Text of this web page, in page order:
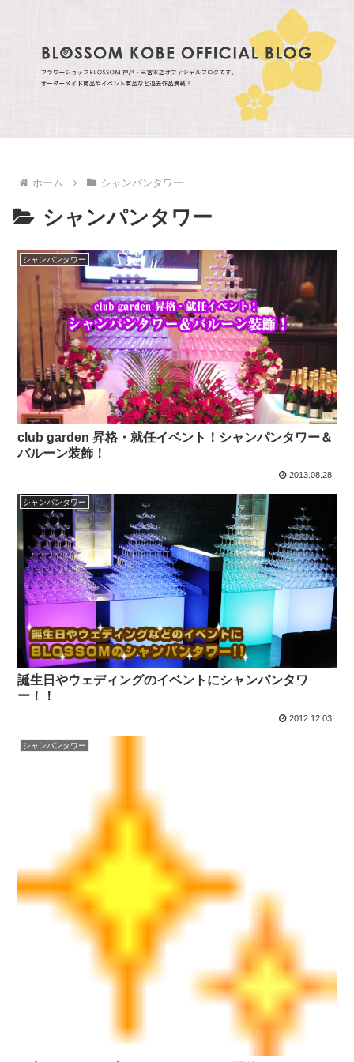
ホーム シャンパンタワー
シャンパンタワー
シャンパンタワー
club garden 昇格・就任イベント！シャンパンタワー＆
バルーン装飾！
2013.08.28
シャンパンタワー
誕生日やウェディングのイベントにシャンパンタワ
ー！！
2012.12.03
シャンパンタワー